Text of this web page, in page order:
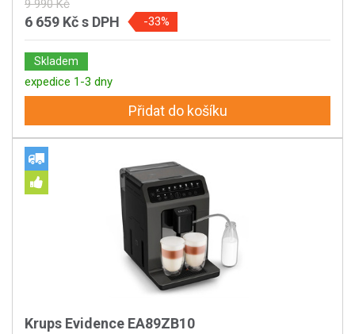
9 990 Kč
6 659 Kčs DPH -33%
Skladem
expedice 1-3 dny
Přidat do košíku
Krups Evidence EA89ZB10